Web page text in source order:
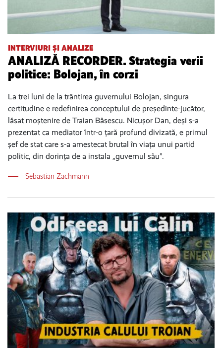
INTERVIURI ȘI ANALIZE
ANALIZĂ RECORDER. Strategia verii
politice: Bolojan, în corzi
La trei luni de la trântirea guvernului Bolojan, singura
certitudine e redefinirea conceptului de președinte-jucător,
lăsat moștenire de Traian Băsescu. Nicușor Dan, deși s-a
prezentat ca mediator într-o țară profund divizată, e primul
șef de stat care s-a amestecat brutal în viața unui partid
politic, din dorința de a instala „guvernul său”.
Sebastian Zachmann